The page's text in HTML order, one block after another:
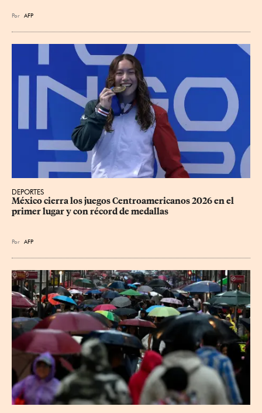
Por AFP
DEPORTES
México cierra los juegos Centroamericanos 2026 en el
primer lugar y con récord de medallas
Por AFP